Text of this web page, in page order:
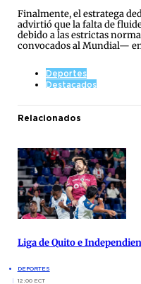
Finalmente, el estratega
advirtió que la falta de
debido a las estrictas
convocados al Mundial—
Deportes
Destacados
Relacionados
Liga de Quito e
DEPORTES
12:00 ECT